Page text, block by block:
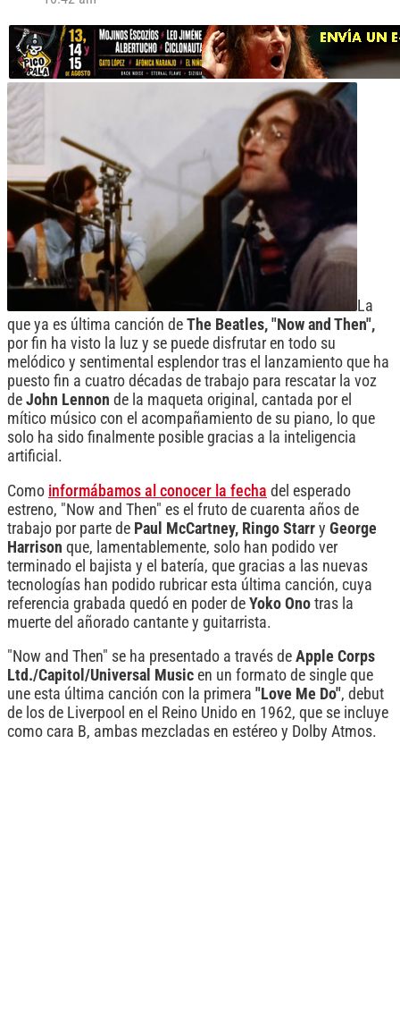
La
que ya es última canción de The Beatles, "Now and Then",
por fin ha visto la luz y se puede disfrutar en todo su
melódico y sentimental esplendor tras el lanzamiento que ha
puesto fin a cuatro décadas de trabajo para rescatar la voz
de John Lennon de la maqueta original, cantada por el
mítico músico con el acompañamiento de su piano, lo que
solo ha sido finalmente posible gracias a la inteligencia
artificial.
Como informábamos al conocer la fecha del esperado
estreno, "Now and Then" es el fruto de cuarenta años de
trabajo por parte de Paul McCartney, Ringo Starr y George
Harrison que, lamentablemente, solo han podido ver
terminado el bajista y el batería, que gracias a las nuevas
tecnologías han podido rubricar esta última canción, cuya
referencia grabada quedó en poder de Yoko Ono tras la
muerte del añorado cantante y guitarrista.
"Now and Then" se ha presentado a través de Apple Corps
Ltd./Capitol/Universal Music en un formato de single que
une esta última canción con la primera "Love Me Do", debut
de los de Liverpool en el Reino Unido en 1962, que se incluye
como cara B, ambas mezcladas en estéreo y Dolby Atmos.